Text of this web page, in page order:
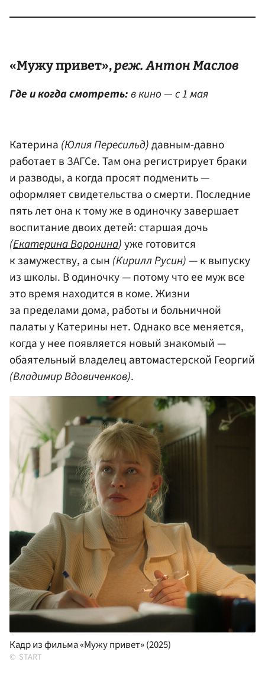
«Мужу привет»,реж.Антон Маслов
Где и когда смотреть:в кино — с 1 мая
Катерина (Юлия Пересильд)давным-давно
работает в ЗАГСе. Там она регистрирует браки
и разводы, а когда просят подменить —
оформляет свидетельства о смерти. Последние
пять лет она к тому же в одиночку завершает
воспитание двоих детей: старшая дочь
(Екатерина Воронина)уже готовится
к замужеству, а сын (Кирилл Русин)— к выпуску
из школы. В одиночку — потому что ее муж все
это время находится в коме. Жизни
за пределами дома, работы и больничной
палаты у Катерины нет. Однако все меняется,
когда у нее появляется новый знакомый —
обаятельный владелец автомастерской Георгий
(Владимир Вдовиченков).
Кадр из фильма «Мужу привет» (2025)
START